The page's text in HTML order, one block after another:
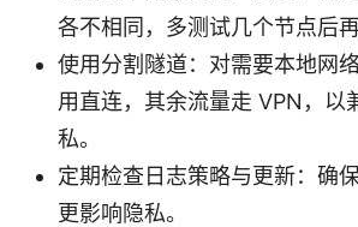
各不相同，多测试几个节点后再
使用分割隧道：对需要本地网
用直连，其余流量走 VPN，以
私。
定期检查日志策略与更新：确
更影响隐私。